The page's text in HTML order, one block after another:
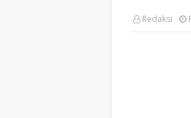
Redaksi